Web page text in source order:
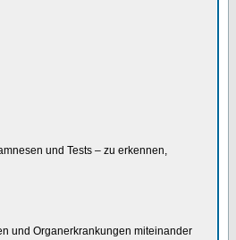
und Tests – zu erkennen,
und Organerkrankungen miteinander